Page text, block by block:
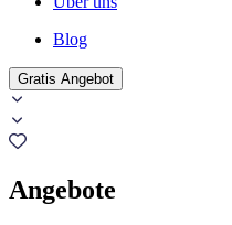
Blog
Gratis Angebot
Angebote